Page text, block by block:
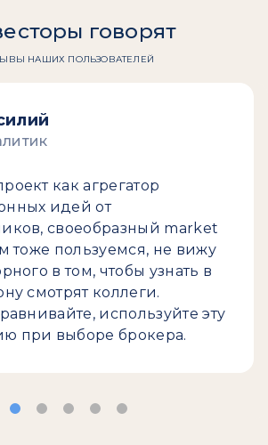
говорят
НАШИХ ПОЛЬЗОВАТЕЛЕЙ
как агрегатор
идей от
своеобразный market
тоже пользуемся, не вижу
в том, чтобы узнать в
смотрят коллеги.
используйте эту
при выборе брокера.